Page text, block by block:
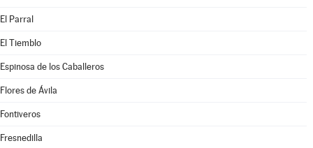
El Parral
El Tiemblo
Espinosa de los Caballeros
Flores de Ávila
Fontiveros
Fresnedilla